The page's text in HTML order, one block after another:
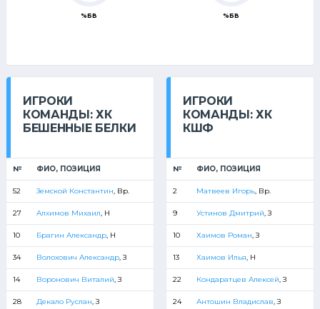
%БВ %БВ
ИГРОКИ
КОМАНДЫ: ХК
БЕШЕННЫЕ БЕЛКИ
№ ФИО, ПОЗИЦИЯ
52 Земской Константин, Вр.
27 Алхимов Михаил, Н
10 Брагин Александр, Н
34 Волохович Александр, З
14 Воронович Виталий, З
28 Декало Руслан, З
ИГРОКИ
КОМАНДЫ: ХК
КШФ
№ ФИО, ПОЗИЦИЯ
2 Матвеев Игорь, Вр.
9 Устинов Дмитрий, З
10 Хаимов Роман, З
13 Хаимов Илья, Н
22 Кондаратцев Алексей, З
24 Антошин Владислав, З